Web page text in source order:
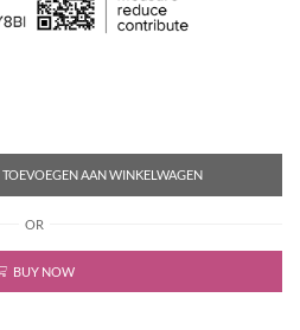
TOEVOEGEN AAN WINKELWAGEN
OR
BUY NOW